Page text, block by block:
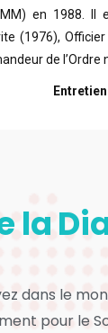
en 1988. Il
(1976),
de l’Ordre
la
dans le
pour le